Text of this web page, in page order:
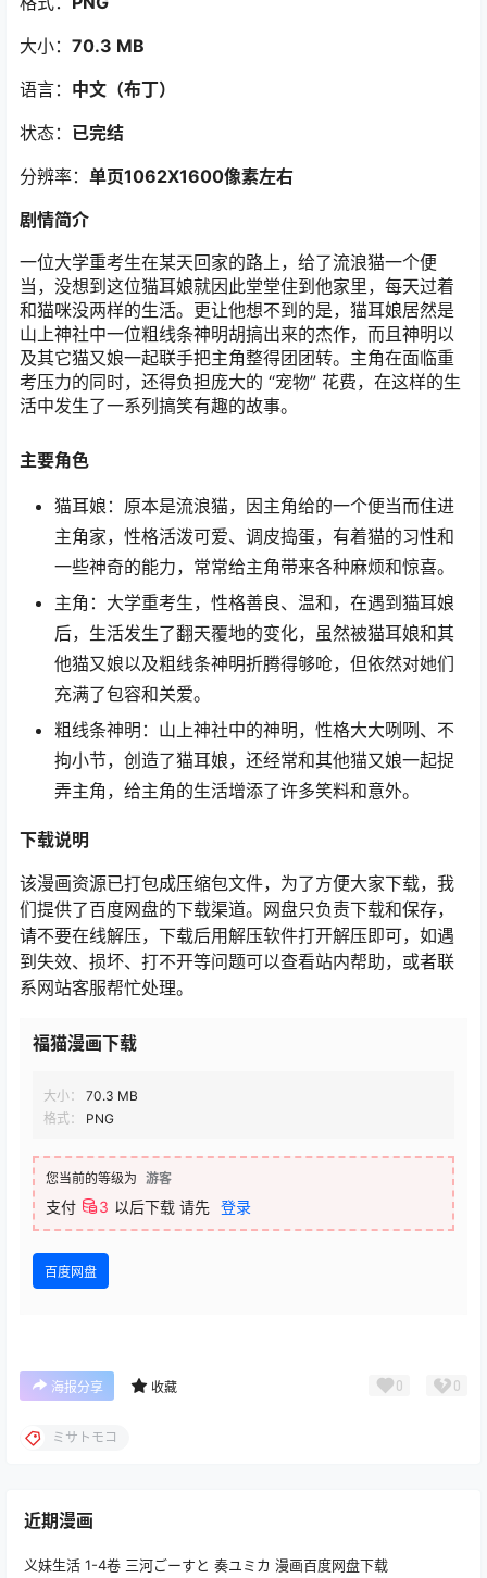
大小： 70.3 MB
语言： 中文（布丁）
状态： 已完结
分辨率： 单页1062X1600像素左右
剧情简介
一位大学重考生在某天回家的路上，给了流浪猫一个便
当，没想到这位猫耳娘就因此堂堂住到他家里，每天过着
和猫咪没两样的生活。更让他想不到的是，猫耳娘居然是
山上神社中一位粗线条神明胡搞出来的杰作，而且神明以
及其它猫又娘一起联手把主角整得团团转。主角在面临重
考压力的同时，还得负担庞大的 “宠物” 花费，在这样的生
活中发生了一系列搞笑有趣的故事。
主要角色
猫耳娘：原本是流浪猫，因主角给的一个便当而住进
主角家，性格活泼可爱、调皮捣蛋，有着猫的习性和
一些神奇的能力，常常给主角带来各种麻烦和惊喜。
主角：大学重考生，性格善良、温和，在遇到猫耳娘
后，生活发生了翻天覆地的变化，虽然被猫耳娘和其
他猫又娘以及粗线条神明折腾得够呛，但依然对她们
充满了包容和关爱。
粗线条神明：山上神社中的神明，性格大大咧咧、不
拘小节，创造了猫耳娘，还经常和其他猫又娘一起捉
弄主角，给主角的生活增添了许多笑料和意外。
下载说明
该漫画资源已打包成压缩包文件，为了方便大家下载，我
们提供了百度网盘的下载渠道。网盘只负责下载和保存，
请不要在线解压，下载后用解压软件打开解压即可，如遇
到失效、损坏、打不开等问题可以查看站内帮助，或者联
系网站客服帮忙处理。
福猫漫画下载
大小：
70.3 MB
格式：
PNG
您当前的等级为 游客
支付 3 以后下载 请先 登录
百度网盘
海报分享 收藏 0 0
ミサトモコ
近期漫画
义妹生活 1-4卷 三河ごーすと 奏ユミカ 漫画百度网盘下载